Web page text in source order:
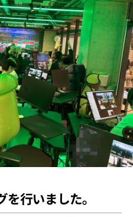
行いました。